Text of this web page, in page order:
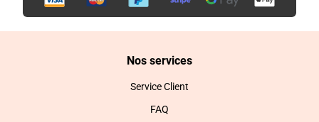
Nos services
Service Client
FAQ